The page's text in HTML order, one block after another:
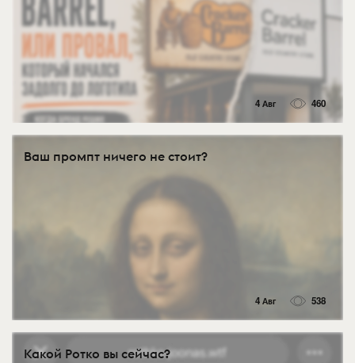
4 Авг 460
Ваш промпт ничего не стоит?
4 Авг 538
Какой Ротко вы сейчас?